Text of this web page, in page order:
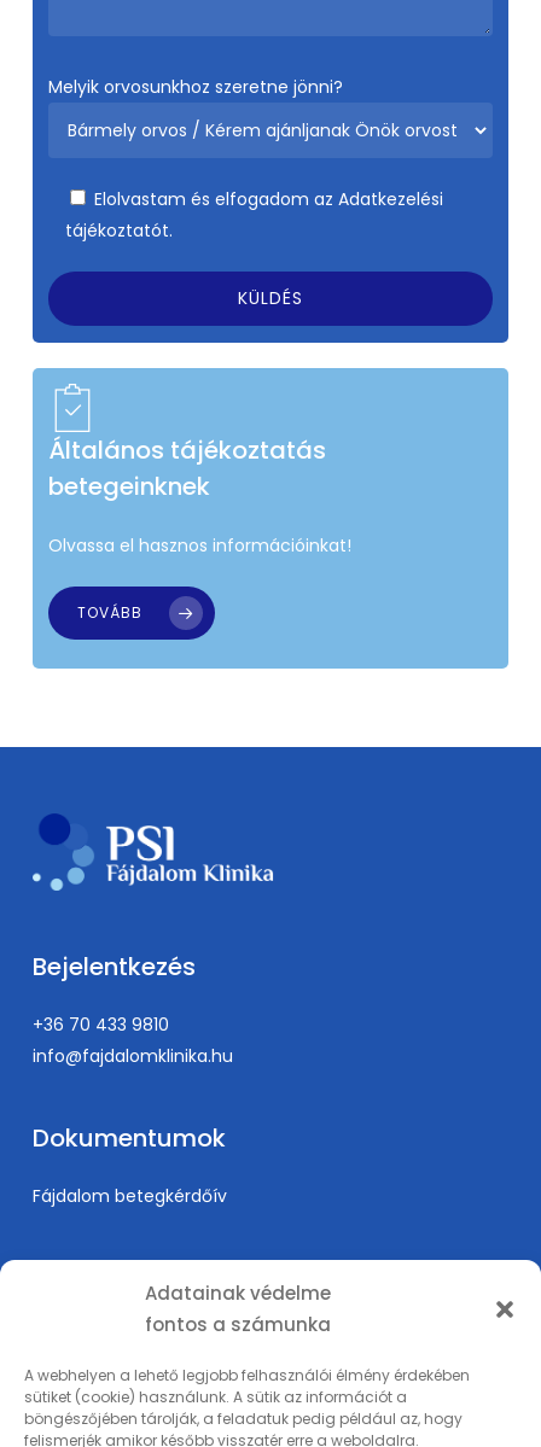
Adatainak védelme
fontos a számunka
A webhelyen a lehető legjobb felhasználói élmény érdekében
sütiket (cookie) használunk. A sütik az információt a
böngészőjében tárolják, a feladatuk pedig például az, hogy
felismerjék amikor később visszatér erre a weboldalra.
Melyik orvosunkhoz szeretne jönni?
Elolvastam és elfogadom azAdatkezelési
tájékoztatót.
Általános tájékoztatás
betegeinknek
Olvassa el hasznos információinkat!
TOVÁBB
Bejelentkezés
+36 70 433 9810
info@fajdalomklinika.hu
Dokumentumok
Fájdalom betegkérdőív
Információk
Karrier
Orvosképzés
Adatkezelési tájékoztató